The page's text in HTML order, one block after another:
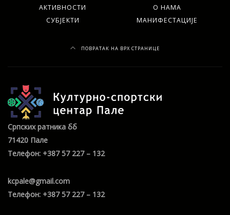
АКТИВНОСТИ
О НАМА
СУБЈЕКТИ
МАНИФЕСТАЦИЈЕ
ПОВРАТАК НА ВРХ СТРАНИЦЕ
Српских ратника бб
71420 Пале
Телефон: +387 57 227 – 132
kcpale@gmail.com
Телефон: +387 57 227 – 132